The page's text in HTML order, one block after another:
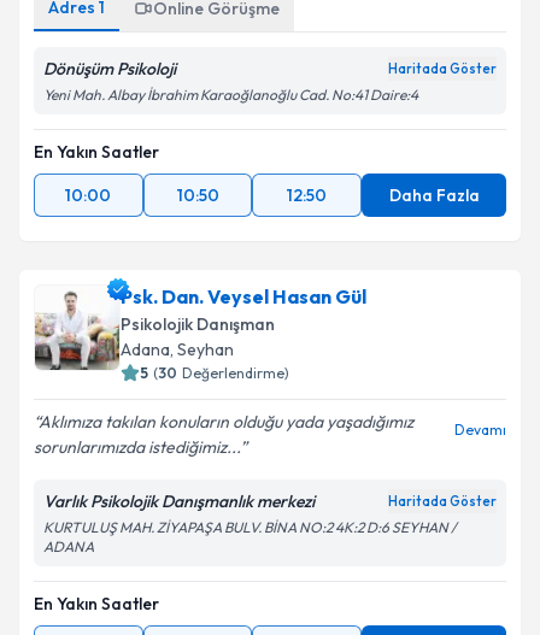
Adres 1 Online Görüşme
Dönüşüm Psikoloji Haritada Göster
Yeni Mah. Albay İbrahim Karaoğlanoğlu Cad. No:41 Daire:4
En Yakın Saatler
10:00
10:50 12:50 Daha Fazla
Psk. Dan. Veysel Hasan Gül
Psikolojik Danışman
Adana, Seyhan
5 (30 Değerlendirme)
Aklımıza takılan konuların olduğu yada yaşadığımız
sorunlarımızda istediğimiz...
Devamı
Varlık Psikolojik Danışmanlık merkezi Haritada Göster
KURTULUŞ MAH. ZİYAPAŞA BULV. BİNA NO:2 4K:2 D:6 SEYHAN /
ADANA
En Yakın Saatler